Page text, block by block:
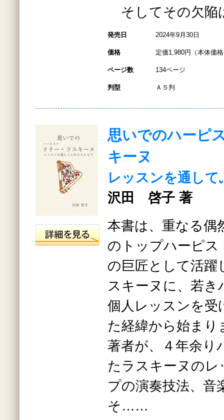
そしてその欠
発売日 2024年9月30日
価格 定価1,980円（本体価
ページ数 134ページ
判型 Ａ５判
思いでのハーピ
キーヌ
レッスンを通し
沢田 啓子 著
本書は、重なる偶
のトップハーピ
の巨匠として活躍
スキーヌに、若き
個人レッスンを
た経緯から始まり
著者が、４年余り
たラスキーヌの
プの演奏技法、音
そ……